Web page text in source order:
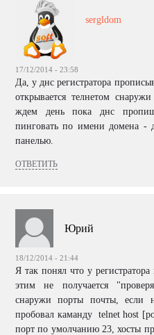
sergldom
17/12/2014 - 23:58
Да, у днс регистратора
открывается телнетом
ждем день пока днс
пинговать по имени домена -
панелью.
ОТВЕТИТЬ
Юрий
18/12/2014 - 21:44
Я так понял что у
этим не получается
снаружи порты почты, если
пробовал каманду telnet host
порт по умолчанию 23, хосты